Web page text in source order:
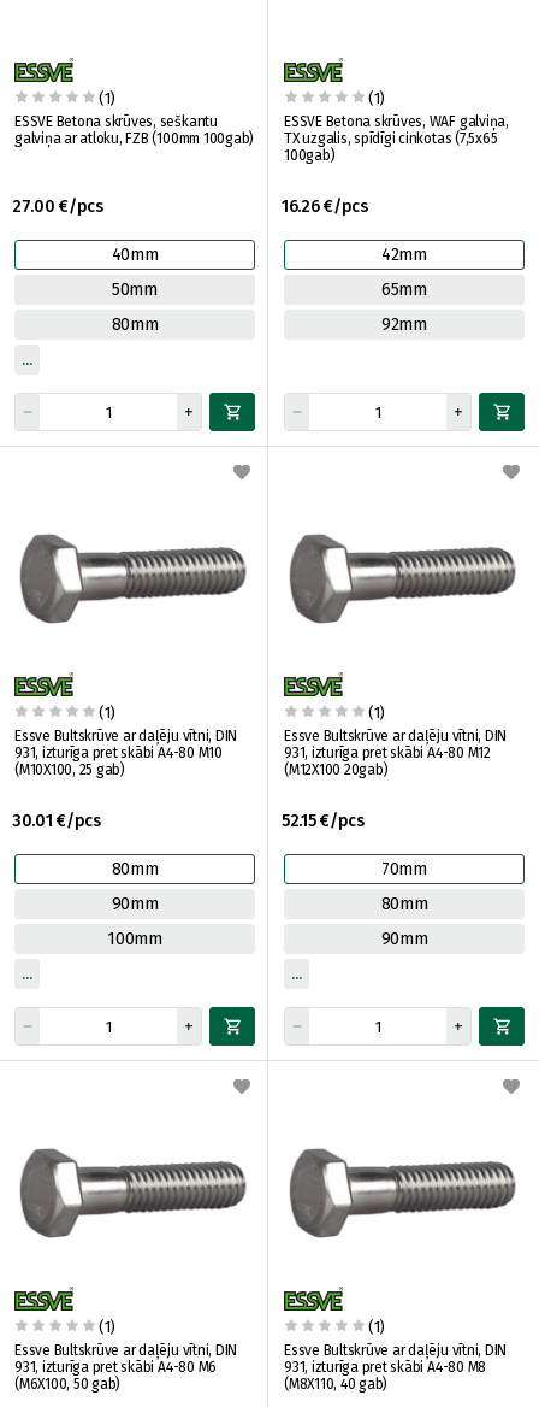
(1)
ESSVE Betona skrūves, seškantu
galviņa ar atloku, FZB (100mm 100gab)
27.00 €/pcs
40mm
50mm
80mm
(1)
ESSVE Betona skrūves, WAF galviņa,
TX uzgalis, spīdīgi cinkotas (7,5x65
100gab)
16.26 €/pcs
42mm
65mm
92mm
(1)
Essve Bultskrūve ar daļēju vītni, DIN
931, izturīga pret skābi A4-80 M10
(M10X100, 25 gab)
30.01 €/pcs
80mm
90mm
100mm
(1)
Essve Bultskrūve ar daļēju vītni, DIN
931, izturīga pret skābi A4-80 M12
(M12X100 20gab)
52.15 €/pcs
70mm
80mm
90mm
(1)
Essve Bultskrūve ar daļēju vītni, DIN
931, izturīga pret skābi A4-80 M6
(M6X100, 50 gab)
(1)
Essve Bultskrūve ar daļēju vītni, DIN
931, izturīga pret skābi A4-80 M8
(M8X110, 40 gab)